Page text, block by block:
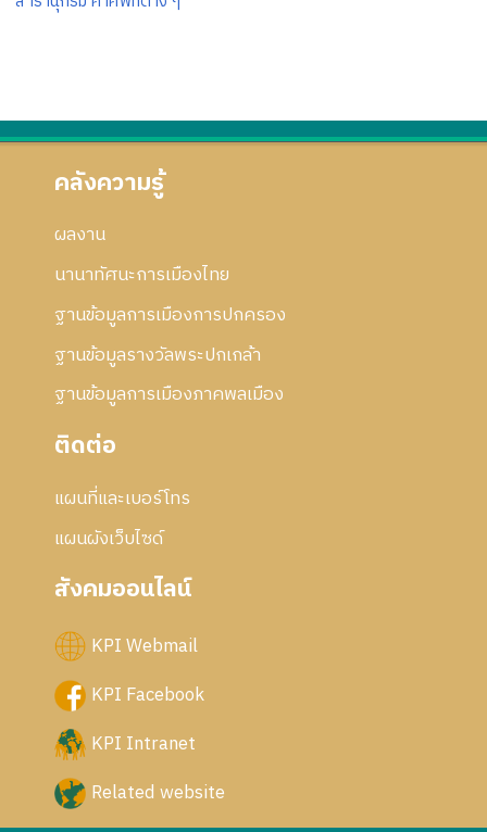
คลังความรู้
ผลงาน
นานาทัศนะการเมืองไทย
ฐานข้อมูลการเมืองการปกครอง
ฐานข้อมูลรางวัลพระปกเกล้า
ฐานข้อมูลการเมืองภาคพลเมือง
ติดต่อ
แผนที่และเบอร์โทร
แผนผังเว็บไซด์
สังคมออนไลน์
KPI Webmail
KPI Facebook
KPI Intranet
Related website